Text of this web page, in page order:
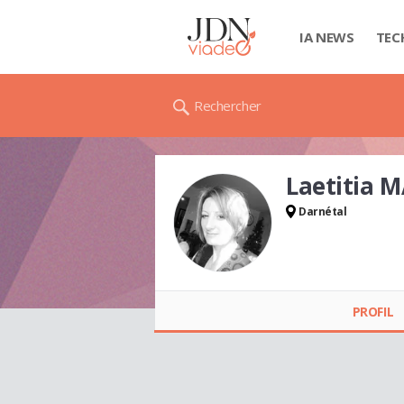
IA NEWS
Rechercher
Laetitia
Darnétal
PROFIL